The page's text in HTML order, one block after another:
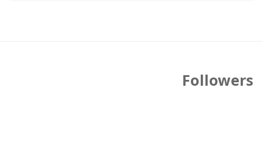
Followers